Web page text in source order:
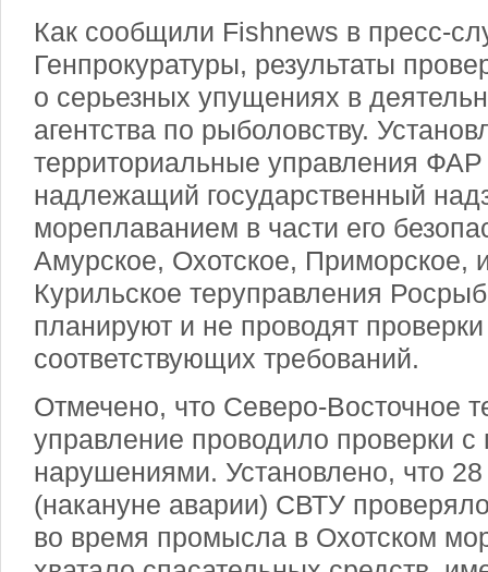
Как сообщили Fishnews в пресс-
Генпрокуратуры, результаты
о серьезных упущениях в
агентства по рыболовству.
территориальные управления
надлежащий государственный
мореплаванием в части его
Амурское, Охотское, Приморское,
Курильское теруправления
планируют и не проводят
соответствующих требований.
Отмечено, что Северо-Восточное
управление проводило проверки с
нарушениями. Установлено, что 28
(накануне аварии) СВТУ
во время промысла в Охотском